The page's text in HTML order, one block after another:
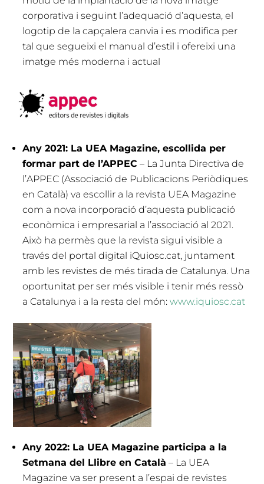
corporativa i seguint l’adequació d’aquesta, el
logotip de la capçalera canvia i es modifica per
tal que segueixi el manual d’estil i ofereixi una
imatge més moderna i actual
Any 2021: La UEA Magazine, escollida per
formar part de l’APPEC – La Junta Directiva de
l’APPEC (Associació de Publicacions Periòdiques
en Català) va escollir a la revista UEA Magazine
com a nova incorporació d’aquesta publicació
econòmica i empresarial a l’associació al 2021.
Això ha permès que la revista sigui visible a
través del portal digital iQuiosc.cat, juntament
amb les revistes de més tirada de Catalunya. Una
oportunitat per ser més visible i tenir més ressò
a Catalunya i a la resta del món:www.iquiosc.cat
Any 2022: La UEA Magazine participa a la
Setmana del Llibre en Català – La UEA
Magazine va ser present a l’espai de revistes